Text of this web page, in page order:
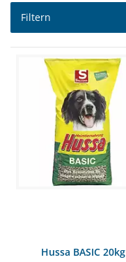
Filtern
Hussa BASIC 20kg